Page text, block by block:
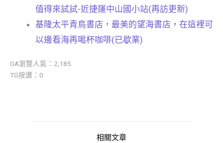
值得來試試-近捷運中山國小站(再訪更新)
基隆太平青鳥書店，最美的望海書店，在這裡可
以邊看海再喝杯咖啡(已歇業)
GA瀏覽人氣：2,185
TG按讚：0
相關文章